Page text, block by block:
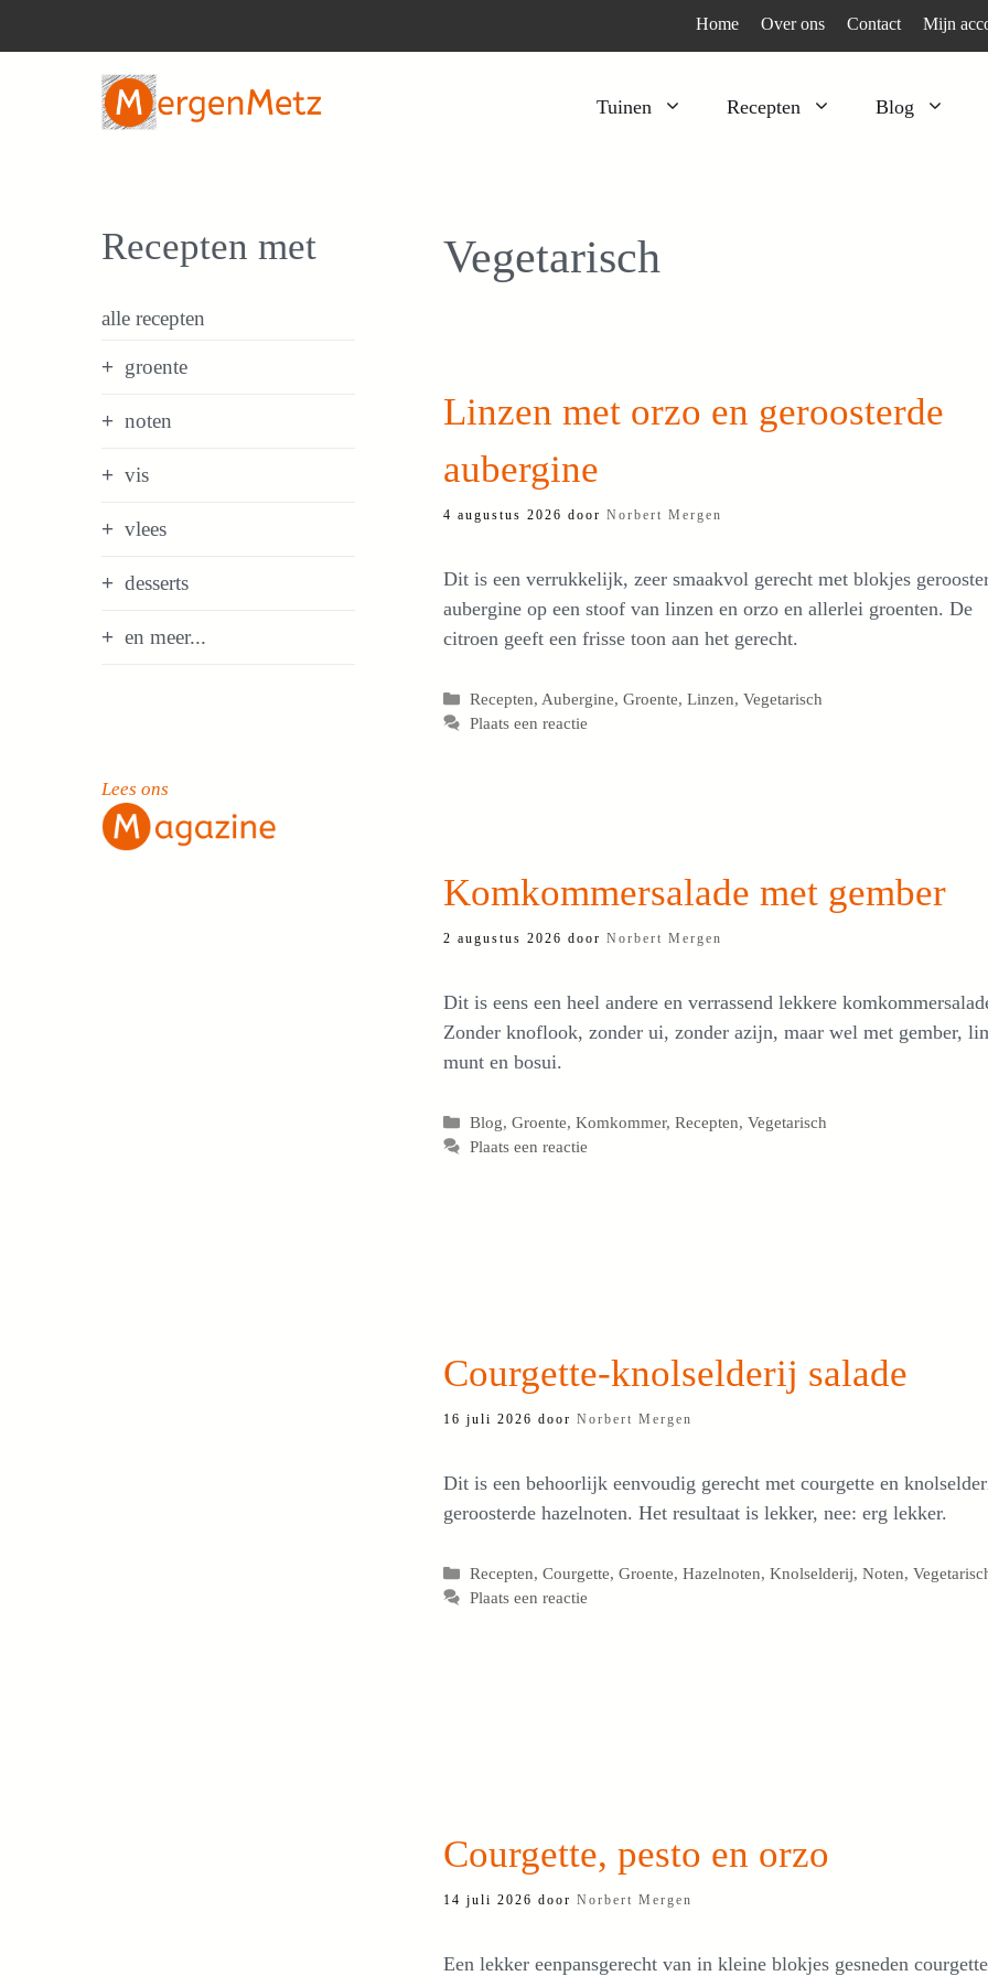
Home Over ons Contact Mijn
Tuinen Recepten Blog
Kruiden
Bladgroenten
Vegetarisch
Linzen met orzo en geroosterde
aubergine
4 augustus 2026 door Norbert Mergen
Dit is een verrukkelijk, zeer smaakvol gerecht met blokjes
aubergine op een stoof van linzen en orzo en allerlei groenten. De
citroen geeft een frisse toon aan het gerecht.
Categorieën
Recepten, Aubergine,Groente,Linzen,Vegetarisch
Plaats een reactie
Komkommersalade met gember
2 augustus 2026 door Norbert Mergen
Dit is eens een heel andere en verrassend lekkere
Zonder knoflook, zonder ui, zonder azijn, maar wel met gember,
munt en bosui.
Categorieën
Blog,Groente,Komkommer,Recepten,Vegetarisch
Plaats een reactie
Courgette-knolselderij salade
16 juli 2026 door Norbert Mergen
Dit is een behoorlijk eenvoudig gerecht met courgette en
geroosterde hazelnoten. Het resultaat is lekker, nee: erg lekker.
Categorieën
Recepten,Courgette,Groente,Hazelnoten,Knolselderij,Noten,
Plaats een reactie
Courgette, pesto en orzo
14 juli 2026 door Norbert Mergen
Een lekker eenpansgerecht van in kleine blokjes gesneden
Recepten met
alle recepten
groente
noten
vis
vlees
desserts
en meer...
Lees ons